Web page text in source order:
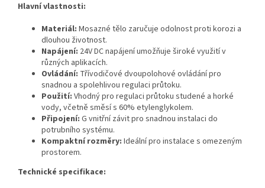
Hlavní vlastnosti:
Materiál: Mosazné tělo zaručuje odolnost proti korozi a
dlouhou životnost.
Napájení: 24V DC napájení umožňuje široké využití v
různých aplikacích.
Ovládání: Třívodičové dvoupolohové ovládání pro
snadnou a spolehlivou regulaci průtoku.
Použití: Vhodný pro regulaci průtoku studené a horké
vody, včetně směsí s 60% etylenglykolem.
Připojení: G vnitřní závit pro snadnou instalaci do
potrubního systému.
Kompaktní rozměry: Ideální pro instalace s omezeným
prostorem.
Technické specifikace: